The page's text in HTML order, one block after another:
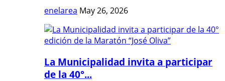
enelarea May 26, 2026
La Municipalidad invita a participar
de la 40°...